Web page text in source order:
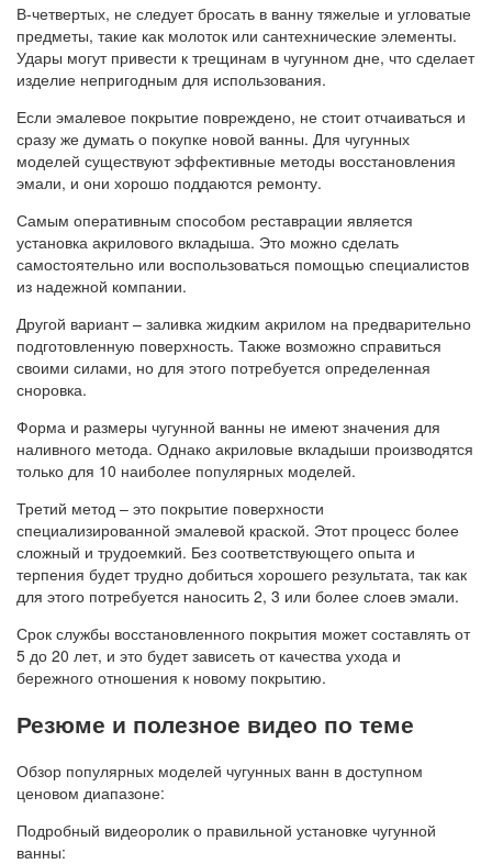
В-четвертых, не следует бросать в ванну тяжелые и угловатые
предметы, такие как молоток или сантехнические элементы.
Удары могут привести к трещинам в чугунном дне, что сделает
изделие непригодным для использования.
Если эмалевое покрытие повреждено, не стоит отчаиваться и
сразу же думать о покупке новой ванны. Для чугунных
моделей существуют эффективные методы восстановления
эмали, и они хорошо поддаются ремонту.
Самым оперативным способом реставрации является
установка акрилового вкладыша. Это можно сделать
самостоятельно или воспользоваться помощью специалистов
из надежной компании.
Другой вариант – заливка жидким акрилом на предварительно
подготовленную поверхность. Также возможно справиться
своими силами, но для этого потребуется определенная
сноровка.
Форма и размеры чугунной ванны не имеют значения для
наливного метода. Однако акриловые вкладыши производятся
только для 10 наиболее популярных моделей.
Третий метод – это покрытие поверхности
специализированной эмалевой краской. Этот процесс более
сложный и трудоемкий. Без соответствующего опыта и
терпения будет трудно добиться хорошего результата, так как
для этого потребуется наносить 2, 3 или более слоев эмали.
Срок службы восстановленного покрытия может составлять от
5 до 20 лет, и это будет зависеть от качества ухода и
бережного отношения к новому покрытию.
Резюме и полезное видео по теме
Обзор популярных моделей чугунных ванн в доступном
ценовом диапазоне:
Подробный видеоролик о правильной установке чугунной
ванны: